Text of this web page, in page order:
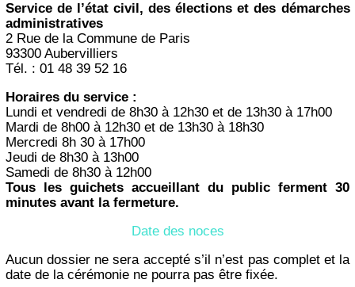
Service de l’état civil, des élections et des démarches
administratives
2 Rue de la Commune de Paris
93300 Aubervilliers
Tél. : 01 48 39 52 16
Horaires du service :
Lundi et vendredi de 8h30 à 12h30 et de 13h30 à 17h00
Mardi de 8h00 à 12h30 et de 13h30 à 18h30
Mercredi 8h 30 à 17h00
Jeudi de 8h30 à 13h00
Samedi de 8h30 à 12h00
Tous les guichets accueillant du public ferment 30
minutes avant la fermeture.
Date des noces
Aucun dossier ne sera accepté s’il n’est pas complet et la
date de la cérémonie ne pourra pas être fixée.